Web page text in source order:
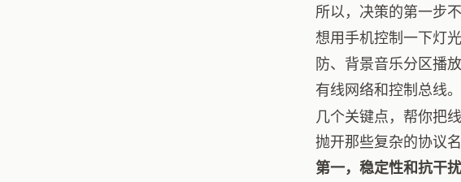
所以，决策的第一步
想用手机控制一下灯
防、背景音乐分区播
有线网络和控制总线。
几个关键点，帮你把
抛开那些复杂的协议
第一，稳定性和抗干